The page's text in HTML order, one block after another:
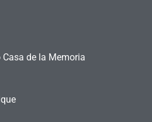
de la Memoria